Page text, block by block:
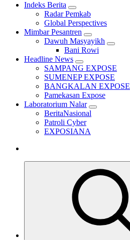
Indeks Berita
Radar Pemkab
Global Perspectives
Mimbar Pesantren
Dawuh Masyayikh
Bani Rowi
Headline News
SAMPANG EXPOSE
SUMENEP EXPOSE
BANGKALAN EXPOSE
Pamekasan Expose
Laboratorium Nalar
BeritaNasional
Patroli Cyber
EXPOSIANA